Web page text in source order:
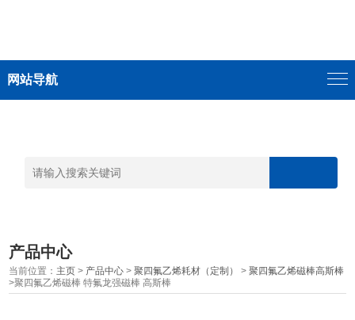
网站导航
产品中心
当前位置： 主页 > 产品中心 >聚四氟乙烯耗材（定制） >聚四氟乙烯磁棒高斯棒
>聚四氟乙烯磁棒 特氟龙强磁棒 高斯棒